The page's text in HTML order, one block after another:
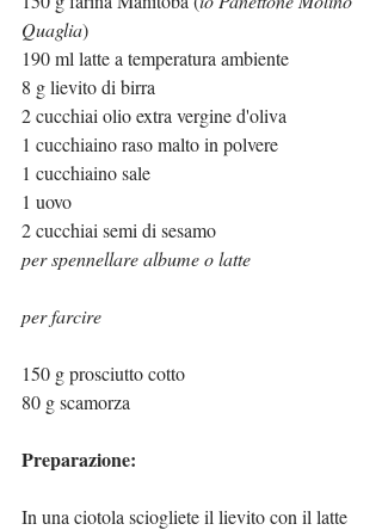
Quaglia)
190 ml latte a temperatura ambiente
8 g lievito di birra
2 cucchiai olio extra vergine d'oliva
1 cucchiaino raso malto in polvere
1 cucchiaino sale
1 uovo
2 cucchiai semi di sesamo
per spennellare albume o latte
per farcire
150 g prosciutto cotto
80 g scamorza
Preparazione:
In una ciotola sciogliete il lievito con il latte